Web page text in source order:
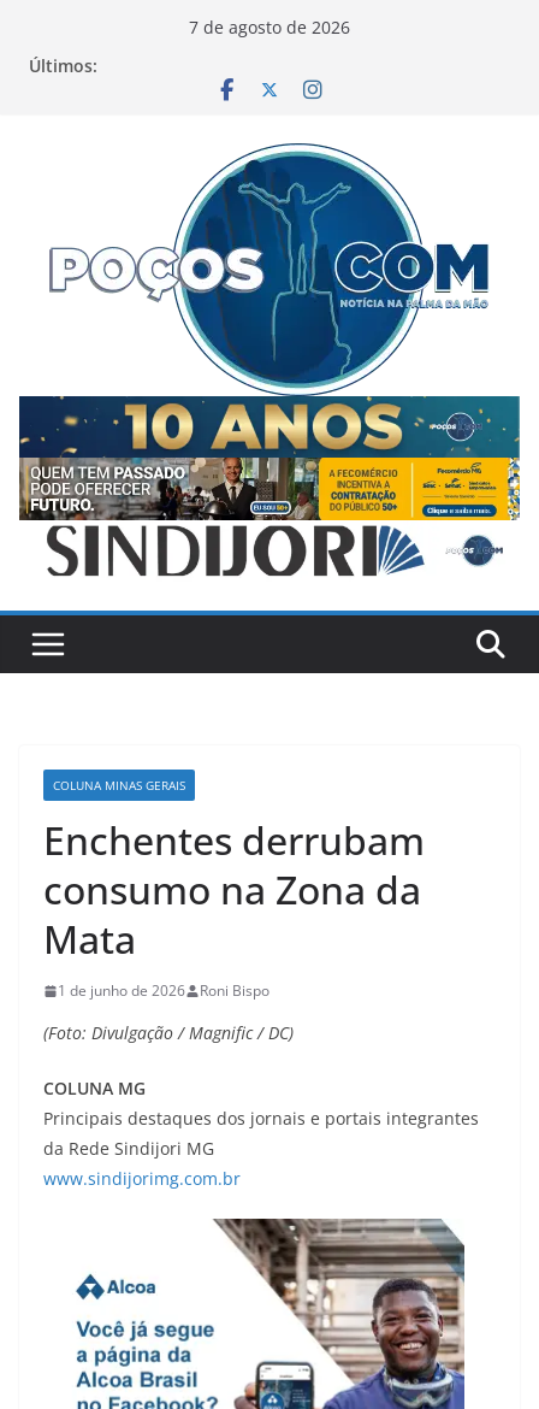
7 de agosto de 2026
Últimos:
COLUNA MINAS GERAIS
Enchentes derrubam
consumo na Zona da
Mata
1 de junho de 2026 Roni Bispo
(Foto: Divulgação / Magnific / DC)
COLUNA MG
Principais destaques dos jornais e portais integrantes
da Rede Sindijori MG
www.sindijorimg.com.br